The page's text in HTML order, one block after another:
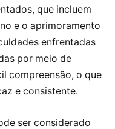
que incluem
e o aprimoramento
enfrentadas
por meio de
compreensão, o que
e consistente.
ser considerado